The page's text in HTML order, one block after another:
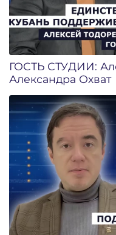
ГОСТЬ СТУДИИ:
Александра Охват